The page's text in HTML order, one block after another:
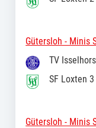
Gütersloh - Minis
TV
SF Loxten 3
Gütersloh - Minis